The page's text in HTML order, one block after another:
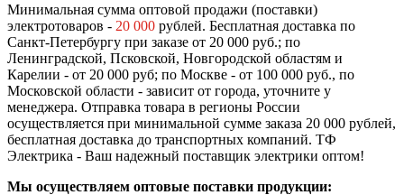
Минимальная сумма оптовой продажи (поставки)
электротоваров - 20 000 рублей. Бесплатная доставка по
Санкт-Петербургу при заказе от 20 000 руб.; по
Ленинградской, Псковской, Новгородской областям и
Карелии - от 20 000 руб; по Москве - от 100 000 руб., по
Московской области - зависит от города, уточните у
менеджера. Отправка товара в регионы России
осуществляется при минимальной сумме заказа 20 000 рублей,
бесплатная доставка до транспортных компаний. ТФ
Электрика - Ваш надежный поставщик электрики оптом!
Мы осуществляем оптовые поставки продукции: